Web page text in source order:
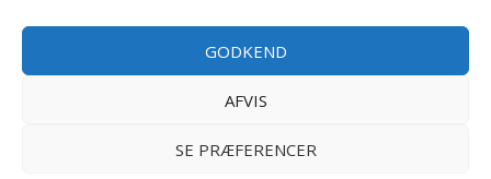
GODKEND
AFVIS
SE PRÆFERENCER
Søjlebore- & bænkboremaskiner